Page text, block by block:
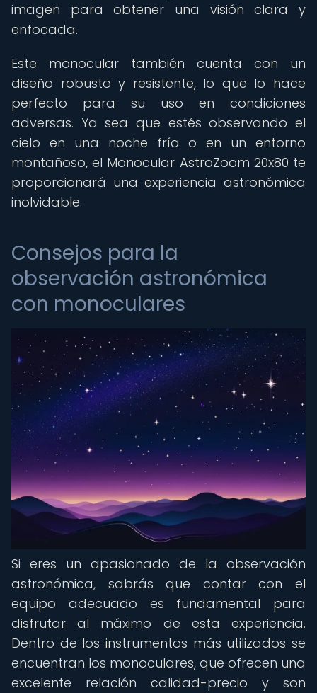
imagen para obtener una visión clara y
enfocada.
Este monocular también cuenta con un
diseño robusto y resistente, lo que lo hace
perfecto para su uso en condiciones
adversas. Ya sea que estés observando el
cielo en una noche fría o en un entorno
montañoso, el Monocular AstroZoom 20x80 te
proporcionará una experiencia astronómica
inolvidable.
Consejos para la
observación astronómica
con monoculares
Si eres un apasionado de la observación
astronómica, sabrás que contar con el
equipo adecuado es fundamental para
disfrutar al máximo de esta experiencia.
Dentro de los instrumentos más utilizados se
encuentran los monoculares, que ofrecen una
excelente relación calidad-precio y son